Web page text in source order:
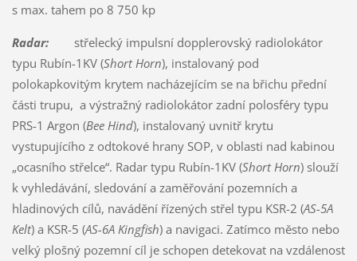
s max. tahem po 8 750 kp
Radar:střelecký impulsní dopplerovský radiolokátor
typu Rubín-1KV (Short Horn), instalovaný pod
polokapkovitým krytem nacházejícím se na břichu přední
části trupu, a výstražný radiolokátor zadní polosféry typu
PRS-1 Argon (Bee Hind), instalovaný uvnitř krytu
vystupujícího z odtokové hrany SOP, v oblasti nad kabinou
„ocasního střelce“. Radar typu Rubín-1KV (Short Horn) slouží
k vyhledávání, sledování a zaměřování pozemních a
hladinových cílů, navádění řízených střel typu KSR-2 (AS-5A
Kelt) a KSR-5 (AS-6A Kingfish) a navigaci. Zatímco město nebo
velký plošný pozemní cíl je schopen detekovat na vzdálenost